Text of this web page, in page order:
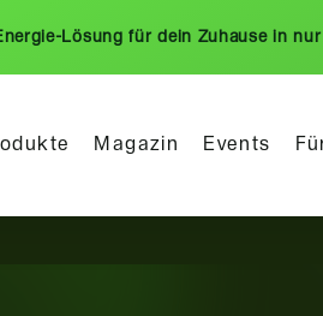
Lösung für dein Zuhause in
Magazin Events